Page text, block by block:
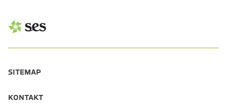
SITEMAP
KONTAKT